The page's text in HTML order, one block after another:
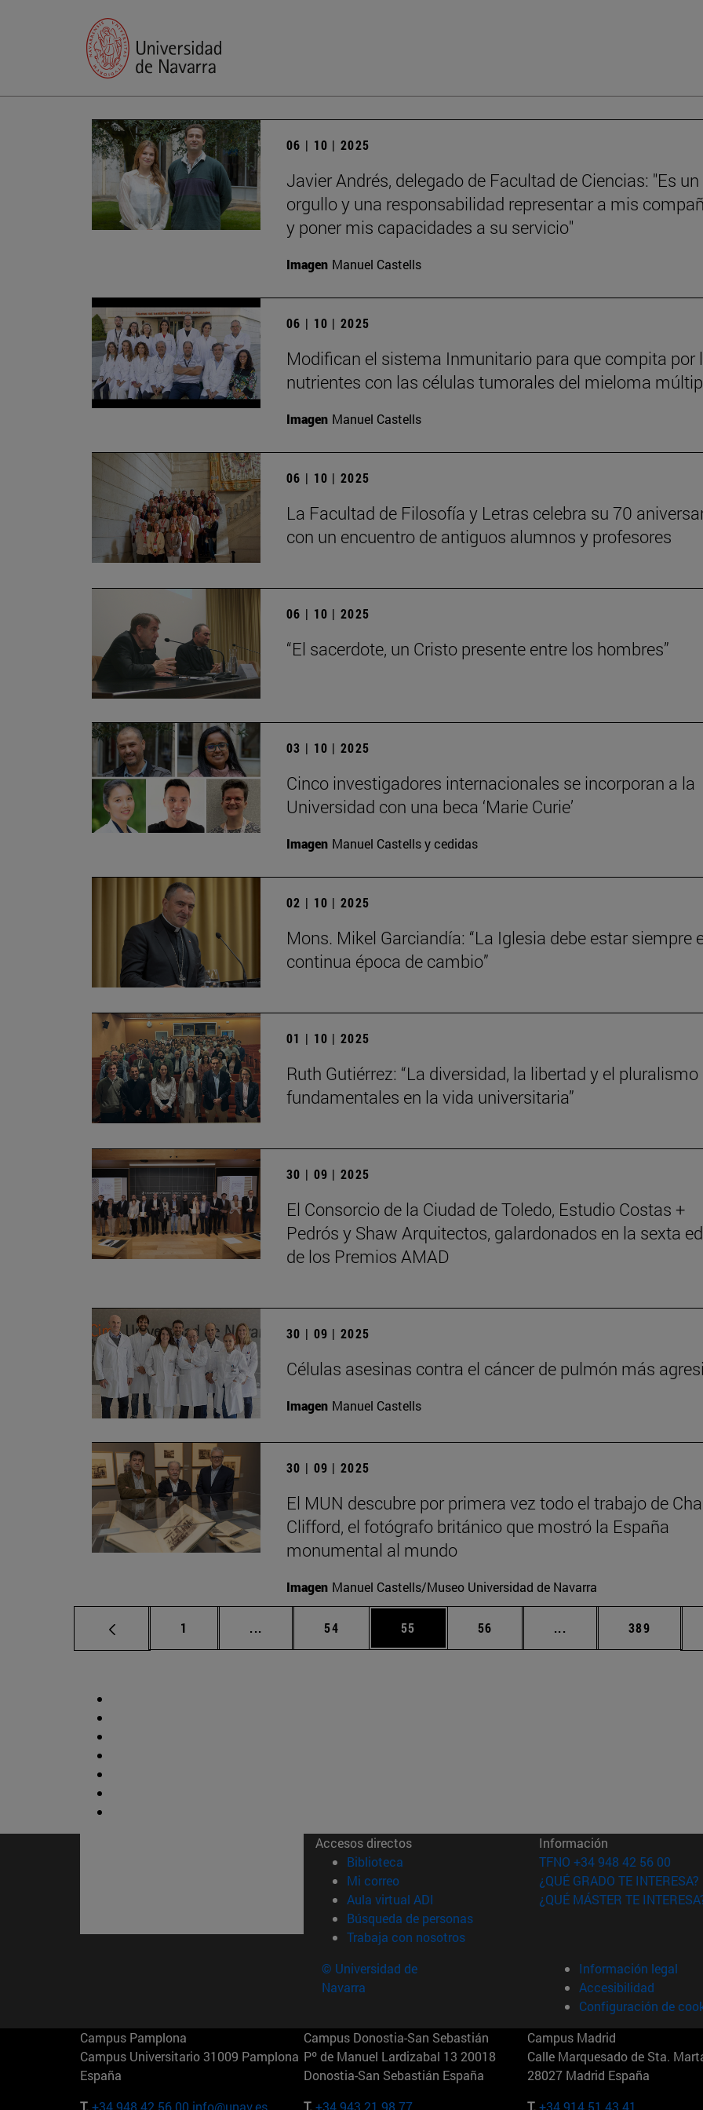
06 | 10 | 2025
Javier Andrés, delegado de Facultad de Ciencias: "Es un
orgullo y una responsabilidad representar a mis
y poner mis capacidades a su servicio"
Imagen Manuel Castells
06 | 10 | 2025
Modifican el sistema Inmunitario para que compita por
nutrientes con las células tumorales del mieloma
Imagen Manuel Castells
06 | 10 | 2025
La Facultad de Filosofía y Letras celebra su 70
con un encuentro de antiguos alumnos y profesores
06 | 10 | 2025
“El sacerdote, un Cristo presente entre los hombres”
03 | 10 | 2025
Cinco investigadores internacionales se incorporan a la
Universidad con una beca ‘Marie Curie’
Imagen Manuel Castells y cedidas
02 | 10 | 2025
Mons. Mikel Garciandía: “La Iglesia debe estar siempre
continua época de cambio”
01 | 10 | 2025
Ruth Gutiérrez: “La diversidad, la libertad y el
fundamentales en la vida universitaria”
30 | 09 | 2025
El Consorcio de la Ciudad de Toledo, Estudio Costas +
Pedrós y Shaw Arquitectos, galardonados en la sexta
de los Premios AMAD
30 | 09 | 2025
Células asesinas contra el cáncer de pulmón más
Imagen Manuel Castells
30 | 09 | 2025
El MUN descubre por primera vez todo el trabajo de
Clifford, el fotógrafo británico que mostró la España
monumental al mundo
Imagen Manuel Castells/Museo Universidad de Navarra
Página
1 ... Páginas intermedias Use TAB para desplazarse.
Página
54 Página
55 Página
56 ... Páginas intermedias
Página
389
Accesos directos
Biblioteca (abre en nueva ventana)
Mi correo(abre en nueva ventana)
Aula virtual ADI (abre en nueva ventana)
Búsqueda de personas(abre en nueva ventana)
Trabaja con nosotros(abre en nueva ventana)
Información
TFNO +34 948 42 56 00
¿QUÉ GRADO TE INTERESA?
¿QUÉ MÁSTER TE
© Universidad de
Navarra
Información legal
Accesibilidad
Configuración de
Campus Pamplona
Campus Universitario 31009 Pamplona
España
T. +34 948 42 56 00 info@unav.es
Campus Donostia-San Sebastián
Pº de Manuel Lardizabal 13 20018
Donostia-San Sebastián España
T. +34 943 21 98 77
Campus Madrid
Calle Marquesado de Sta.
28027 Madrid España
T. +34 914 51 43 41